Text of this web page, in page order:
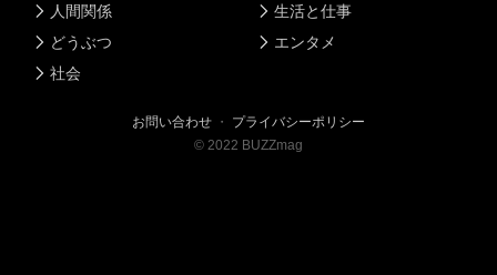
人間関係
どうぶつ
社会
生活と仕事
エンタメ
お問い合わせ ・ プライバシーポリシー
© 2022 BUZZmag